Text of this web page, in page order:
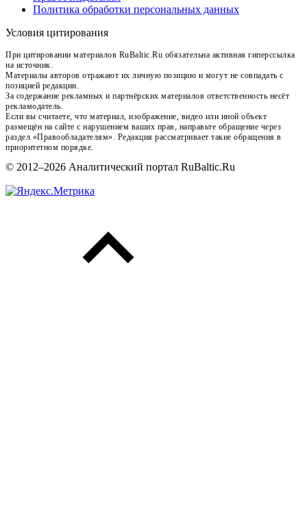
Политика обработки персональных данных
Условия цитирования
При цитировании материалов RuBaltic.Ru обязательна активная гиперссылка
на источник.
Материалы авторов отражают их личную позицию и могут не совпадать с
позицией редакции.
За содержание рекламных и партнёрских материалов ответственность несёт
рекламодатель.
Если вы считаете, что материал, изображение, видео или иной объект
размещён на сайте с нарушением ваших прав, направьте обращение через
раздел «Правообладателям». Редакция рассматривает такие обращения в
приоритетном порядке.
© 2012–2026 Аналитический портал RuBaltic.Ru